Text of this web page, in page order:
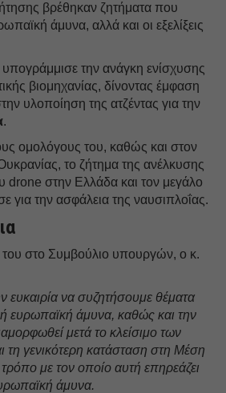
βρέθηκαν ζητήματα που
άμυνα, αλλά και οι εξελίξεις
την ανάγκη ενίσχυσης
βιομηχανίας, δίνοντας έμφαση
υλοποίηση της ατζέντας για την
.
ομολόγους του, καθώς και στον
το ζήτημα της ανέλκυσης
drone στην Ελλάδα και τον μεγάλο
για την ασφάλεια της ναυσιπλοΐας.
στο Συμβούλιο υπουργών, ο κ.
ευκαιρία να συζητήσουμε θέματα
ευρωπαϊκή άμυνα, καθώς και την
μετά το κλείσιμο των
τη γενικότερη κατάσταση στη Μέση
με τον οποίο αυτή επηρεάζει
άμυνα.